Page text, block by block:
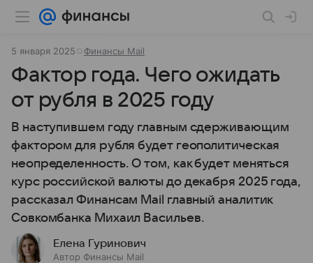
5 января 2025 Финансы Mail
Фактор года. Чего ожидать
от рубля в 2025 году
В наступившем году главным сдерживающим
фактором для рубля будет геополитическая
неопределенность. О том, как будет меняться
курс российской валюты до декабря 2025 года,
рассказал Финансам Mail главный аналитик
Совкомбанка Михаил Васильев.
Елена Гуринович
Автор Финансы Mail